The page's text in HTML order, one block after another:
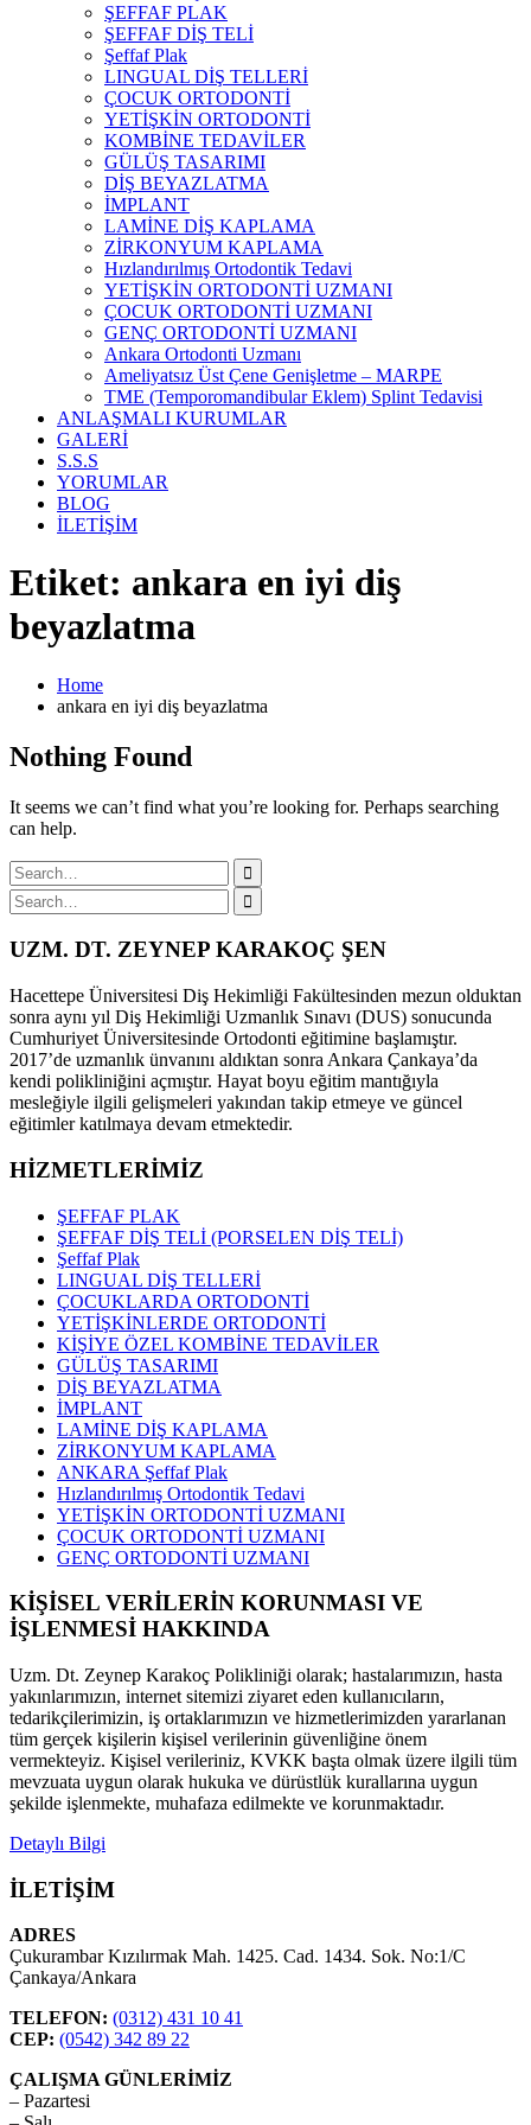
ŞEFFAF PLAK
ŞEFFAF DİŞ TELİ
Şeffaf Plak
LINGUAL DİŞ TELLERİ
ÇOCUK ORTODONTİ
YETİŞKİN ORTODONTİ
KOMBİNE TEDAVİLER
GÜLÜŞ TASARIMI
DİŞ BEYAZLATMA
İMPLANT
LAMİNE DİŞ KAPLAMA
ZİRKONYUM KAPLAMA
Hızlandırılmış Ortodontik Tedavi
YETİŞKİN ORTODONTİ UZMANI
ÇOCUK ORTODONTİ UZMANI
GENÇ ORTODONTİ UZMANI
Ankara Ortodonti Uzmanı
Ameliyatsız Üst Çene Genişletme – MARPE
TME (Temporomandibular Eklem) Splint Tedavisi
ANLAŞMALI KURUMLAR
GALERİ
S.S.S
YORUMLAR
BLOG
İLETİŞİM
Etiket: ankara en iyi diş
beyazlatma
Home
ankara en iyi diş beyazlatma
Nothing Found
It seems we can’t find what you’re looking for. Perhaps searching
can help.
Search
for:
Search
for:
UZM. DT. ZEYNEP KARAKOÇ ŞEN
Hacettepe Üniversitesi Diş Hekimliği Fakültesinden mezun olduktan
sonra aynı yıl Diş Hekimliği Uzmanlık Sınavı (DUS) sonucunda
Cumhuriyet Üniversitesinde Ortodonti eğitimine başlamıştır.
2017’de uzmanlık ünvanını aldıktan sonra Ankara Çankaya’da
kendi polikliniğini açmıştır. Hayat boyu eğitim mantığıyla
mesleğiyle ilgili gelişmeleri yakından takip etmeye ve güncel
eğitimler katılmaya devam etmektedir.
HİZMETLERİMİZ
ŞEFFAF PLAK
ŞEFFAF DİŞ TELİ (PORSELEN DİŞ TELİ)
Şeffaf Plak
LINGUAL DİŞ TELLERİ
ÇOCUKLARDA ORTODONTİ
YETİŞKİNLERDE ORTODONTİ
KİŞİYE ÖZEL KOMBİNE TEDAVİLER
GÜLÜŞ TASARIMI
DİŞ BEYAZLATMA
İMPLANT
LAMİNE DİŞ KAPLAMA
ZİRKONYUM KAPLAMA
ANKARA Şeffaf Plak
Hızlandırılmış Ortodontik Tedavi
YETİŞKİN ORTODONTİ UZMANI
ÇOCUK ORTODONTİ UZMANI
GENÇ ORTODONTİ UZMANI
KİŞİSEL VERİLERİN KORUNMASI VE
İŞLENMESİ HAKKINDA
Uzm. Dt. Zeynep Karakoç Polikliniği olarak; hastalarımızın, hasta
yakınlarımızın, internet sitemizi ziyaret eden kullanıcıların,
tedarikçilerimizin, iş ortaklarımızın ve hizmetlerimizden yararlanan
tüm gerçek kişilerin kişisel verilerinin güvenliğine önem
vermekteyiz. Kişisel verileriniz, KVKK başta olmak üzere ilgili tüm
mevzuata uygun olarak hukuka ve dürüstlük kurallarına uygun
şekilde işlenmekte, muhafaza edilmekte ve korunmaktadır.
Detaylı Bilgi
İLETİŞİM
ADRES
Çukurambar Kızılırmak Mah. 1425. Cad. 1434. Sok. No:1/C
Çankaya/Ankara
TELEFON: (0312) 431 10 41
CEP: (0542) 342 89 22
ÇALIŞMA GÜNLERİMİZ
– Pazartesi